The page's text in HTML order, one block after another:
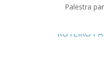
Palestra